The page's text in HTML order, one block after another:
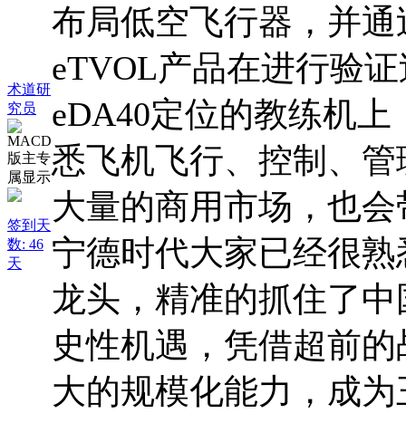
术道研
究员
签到天
数: 46
天
布局低空飞行器，并
eTVOL产品在进行验
eDA40定位的教练机
悉飞机飞行、控制、
大量的商用市场，也
宁德时代大家已经很
龙头，精准的抓住了
史性机遇，凭借超前
大的规模化能力，成